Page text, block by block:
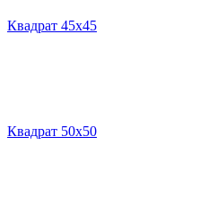
Квадрат 45х45
Квадрат 50х50